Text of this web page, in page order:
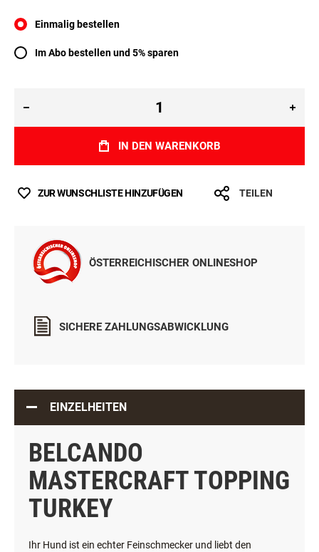
Einmalig bestellen
Im Abo bestellen und 5% sparen
IN DEN WARENKORB
ZUR WUNSCHLISTE HINZUFÜGEN TEILEN
ÖSTERREICHISCHER ONLINESHOP
SICHERE ZAHLUNGSABWICKLUNG
EINZELHEITEN
BELCANDO
MASTERCRAFT TOPPING
TURKEY
Ihr Hund ist ein echter Feinschmecker und liebt den